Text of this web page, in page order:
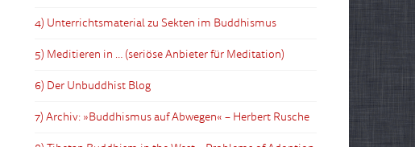
4) Unterrichtsmaterial zu Sekten im Buddhismus
5) Meditieren in … (seriöse Anbieter für Meditation)
6) Der Unbuddhist Blog
7) Archiv: »Buddhismus auf Abwegen« – Herbert Rusche